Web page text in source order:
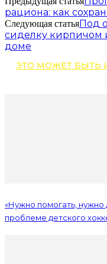
рациона: как
Следующая статьяПод
сиделку кирпичом
доме
ЭТО МОЖЕТ БЫТЬ
«Нужно помогать, нужно
проблеме детского